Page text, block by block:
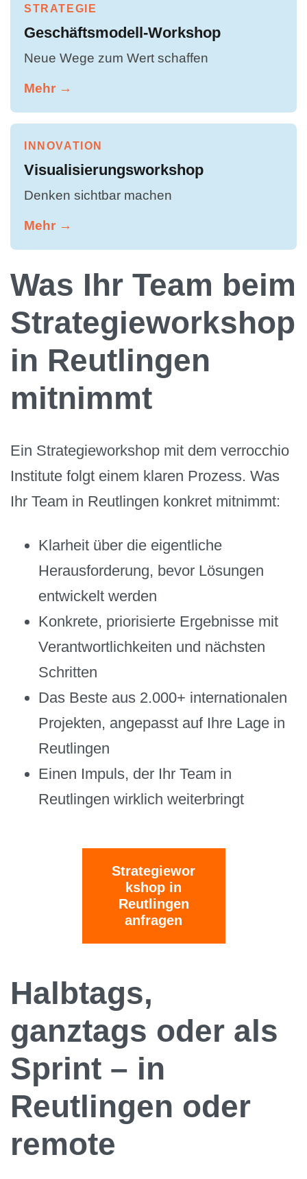
STRATEGIE
Geschäftsmodell-Workshop
Neue Wege zum Wert schaffen
Mehr →
INNOVATION
Visualisierungsworkshop
Denken sichtbar machen
Mehr →
Was Ihr Team beim
Strategieworkshop
in Reutlingen
mitnimmt
Ein Strategieworkshop mit dem verrocchio
Institute folgt einem klaren Prozess. Was
Ihr Team in Reutlingen konkret mitnimmt:
Klarheit über die eigentliche
Herausforderung, bevor Lösungen
entwickelt werden
Konkrete, priorisierte Ergebnisse mit
Verantwortlichkeiten und nächsten
Schritten
Das Beste aus 2.000+ internationalen
Projekten, angepasst auf Ihre Lage in
Reutlingen
Einen Impuls, der Ihr Team in
Reutlingen wirklich weiterbringt
Strategiewor
kshop in
Reutlingen
anfragen
Halbtags,
ganztags oder als
Sprint – in
Reutlingen oder
remote